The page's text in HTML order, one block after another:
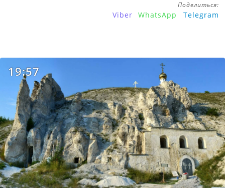
Поделиться:
Viber WhatsApp Telegram
19:57